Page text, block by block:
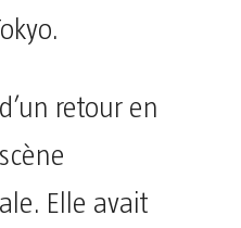
retour en
Elle avait